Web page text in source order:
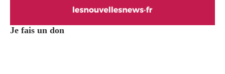
Je fais un don